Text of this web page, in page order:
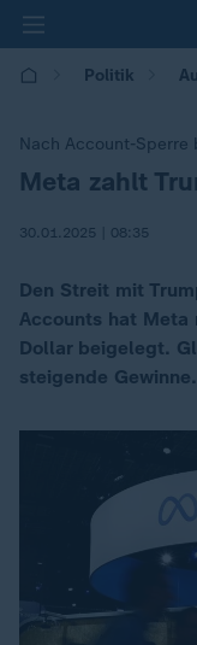
Politik
Nach Account-Sperre
:Meta zahlt
30.01.2025 | 08:35
Den Streit mit
Accounts hat Meta
Dollar beigelegt.
steigende Gewinne.